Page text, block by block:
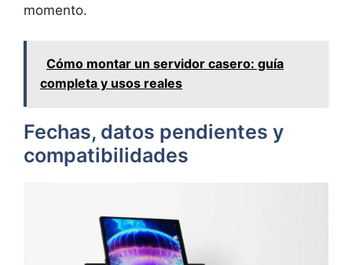
momento.
Cómo montar un servidor casero: guía
completa y usos reales
Fechas, datos pendientes y
compatibilidades